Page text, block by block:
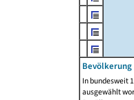
In bundesweit
ausgewählt